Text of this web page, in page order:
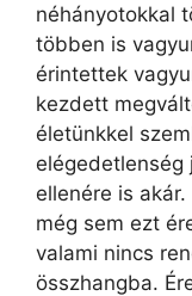
néhányotokkal
többen is
érintettek
kezdett
életünkkel
elégedetlenség
ellenére is
még sem ezt
valami nincs
összhangba.